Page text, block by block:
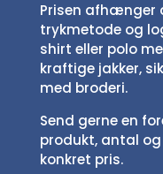
Prisen afhænger
trykmetode og
shirt eller polo
kraftige jakker,
med broderi.
Send gerne en
produkt, antal og
konkret pris.